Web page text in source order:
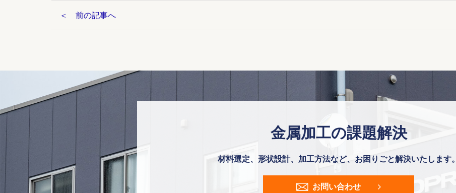
前の記事へ
金属加工の課題解決
材料選定、形状設計、加工方法など、 お困りごと解決いたします。
お問い合わせ